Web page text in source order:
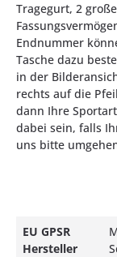
Tragegurt, 2
Endnummer
Tasche dazu
in der
rechts auf die
dann Ihre
dabei sein, falls
uns bitte
EU GPSR
Hersteller